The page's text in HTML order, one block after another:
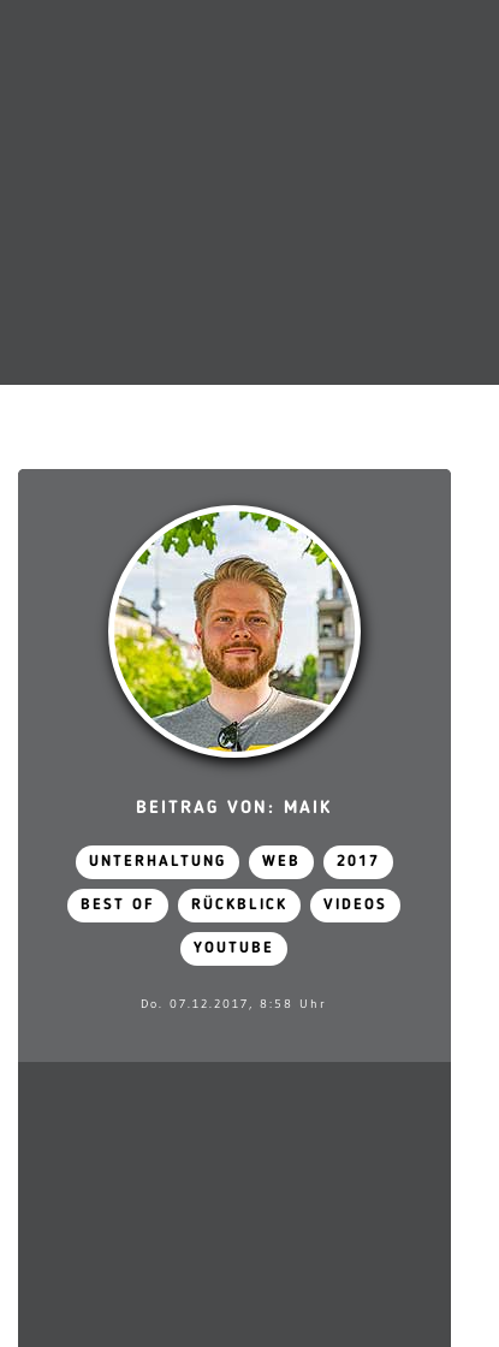
BEITRAG VON: MAIK
UNTERHALTUNG WEB 2017
BEST OF RÜCKBLICK VIDEOS
YOUTUBE
Do. 07.12.2017, 8:58 Uhr